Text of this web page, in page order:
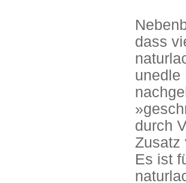
dass
unedle
durch
Zusatz
Es ist